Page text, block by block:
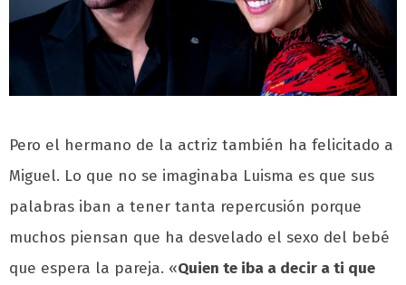
Pero el hermano de la actriz también ha felicitado a
Miguel. Lo que no se imaginaba Luisma es que sus
palabras iban a tener tanta repercusión porque
muchos piensan que ha desvelado el sexo del bebé
que espera la pareja. «Quien te iba a decir a ti que